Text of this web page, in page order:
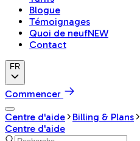
Blogue
Témoignages
Quoi de neufNEW
Contact
FR
Commencer
Centre d'aide
Billing & Plans
Centre d'aide